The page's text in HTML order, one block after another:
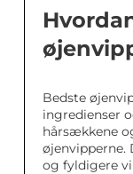
Bedste
ingredienser
hårsækkene
og fyldigere